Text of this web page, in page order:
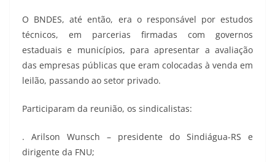
O BNDES, até então, era o responsável por estudos
técnicos, em parcerias firmadas com governos
estaduais e municípios, para apresentar a avaliação
das empresas públicas que eram colocadas à venda em
leilão, passando ao setor privado.
Participaram da reunião, os sindicalistas:
. Arilson Wunsch – presidente do Sindiágua-RS e
dirigente da FNU;